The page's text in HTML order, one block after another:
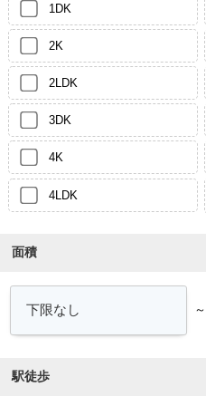
1DK
2K
2LDK
3DK
4K
4LDK
面積
～
駅徒歩